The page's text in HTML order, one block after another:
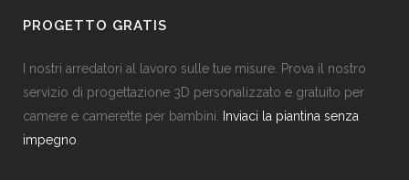
PROGETTO GRATIS
I nostri arredatori al lavoro sulle tue misure. Prova il nostro
servizio di progettazione 3D personalizzato e gratuito per
camere e camerette per bambini.
Inviaci la piantina senza
impegno